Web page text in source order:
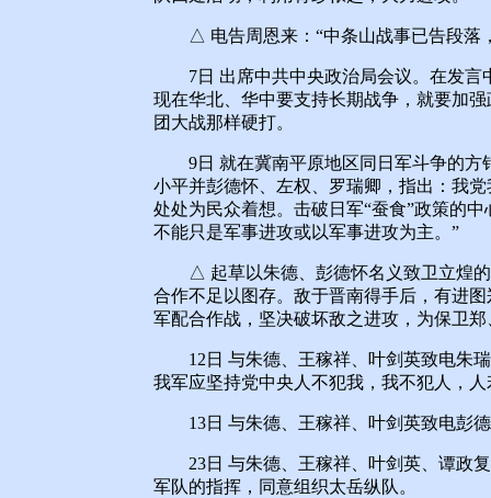
△ 电告周恩来：“中条山战事已告段落，
7日 出席中共中央政治局会议。在发言
现在华北、华中要支持长期战争，就要加
团大战那样硬打。
9日 就在冀南平原地区同日军斗争的方
小平并彭德怀、左权、罗瑞卿，指出：我
处处为民众着想。击破日军“蚕食”政策的
不能只是军事进攻或以军事进攻为主。”
△ 起草以朱德、彭德怀名义致卫立煌的
合作不足以图存。敌于晋南得手后，有进
军配合作战，坚决破坏敌之进攻，为保卫
12日 与朱德、王稼祥、叶剑英致电朱瑞
我军应坚持党中央人不犯我，我不犯人，
13日 与朱德、王稼祥、叶剑英致电彭德
23日 与朱德、王稼祥、叶剑英、谭政复
军队的指挥，同意组织太岳纵队。